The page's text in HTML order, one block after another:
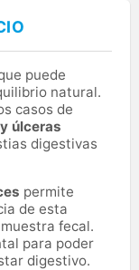
puede
natural.
casos de
úlceras
digestivas
permite
de esta
fecal.
para poder
digestivo.